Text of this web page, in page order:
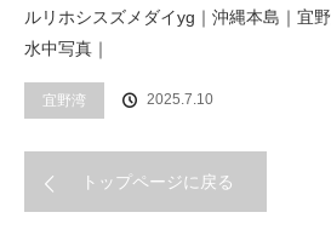
ルリホシスズメダイyg｜沖縄本島｜宜
水中写真｜
宜野湾 2025.7.10
トップページに戻る